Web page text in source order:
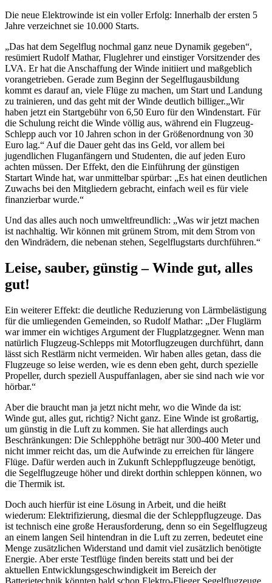
Die neue Elektrowinde ist ein voller Erfolg: Innerhalb der ersten 5
Jahre verzeichnet sie 10.000 Starts.
„Das hat dem Segelflug nochmal ganz neue Dynamik gegeben“,
resümiert Rudolf Mathar, Fluglehrer und einstiger Vorsitzender des
LVA. Er hat die Anschaffung der Winde initiiert und maßgeblich
vorangetrieben. Gerade zum Beginn der Segelflugausbildung
kommt es darauf an, viele Flüge zu machen, um Start und Landung
zu trainieren, und das geht mit der Winde deutlich billiger.„Wir
haben jetzt ein Startgebühr von 6,50 Euro für den Windenstart. Für
die Schulung reicht die Winde völlig aus, während ein Flugzeug-
Schlepp auch vor 10 Jahren schon in der Größenordnung von 30
Euro lag.“ Auf die Dauer geht das ins Geld, vor allem bei
jugendlichen Fluganfängern und Studenten, die auf jeden Euro
achten müssen. Der Effekt, den die Einführung der günstigen
Startart Winde hat, war unmittelbar spürbar: „Es hat einen deutlichen
Zuwachs bei den Mitgliedern gebracht, einfach weil es für viele
finanzierbar wurde.“
Und das alles auch noch umweltfreundlich: „Was wir jetzt machen
ist nachhaltig. Wir können mit grünem Strom, mit dem Strom von
den Windrädern, die nebenan stehen, Segelflugstarts durchführen.“
Leise, sauber, günstig –Winde gut, alles
gut!
Ein weiterer Effekt: die deutliche Reduzierung von Lärmbelästigung
für die umliegenden Gemeinden, so Rudolf Mathar: „Der Fluglärm
war immer ein wichtiges Argument der Flugplatzgegner. Wenn man
natürlich Flugzeug-Schlepps mit Motorflugzeugen durchführt, dann
lässt sich Restlärm nicht vermeiden. Wir haben alles getan, dass die
Flugzeuge so leise werden, wie es denn eben geht, durch spezielle
Propeller, durch speziell Auspuffanlagen, aber sie sind nach wie vor
hörbar.“
Aber die braucht man ja jetzt nicht mehr, wo die Winde da ist:
Winde gut, alles gut, richtig? Nicht ganz. Eine Winde ist großartig,
um günstig in die Luft zu kommen. Sie hat allerdings auch
Beschränkungen: Die Schlepphöhe beträgt nur 300-400 Meter und
nicht immer reicht das, um die Aufwinde zu erreichen für längere
Flüge. Dafür werden auch in Zukunft Schleppflugzeuge benötigt,
die Segelflugzeuge höher und direkt dorthin schleppen können, wo
die Thermik ist.
Doch auch hierfür ist eine Lösung in Arbeit, und die heißt
wiederum: Elektrifizierung, diesmal die der Schleppflugzeuge. Das
ist technisch eine große Herausforderung, denn so ein Segelflugzeug
an einem langen Seil hintendran in die Luft zu zerren, bedeutet eine
Menge zusätzlichen Widerstand und damit viel zusätzlich benötigte
Energie. Aber erste Testflüge finden bereits statt und bei der
aktuellen Entwicklungsgeschwindigkeit im Bereich der
Batterietechnik könnten bald schon Elektro-Flieger Segelflugzeuge